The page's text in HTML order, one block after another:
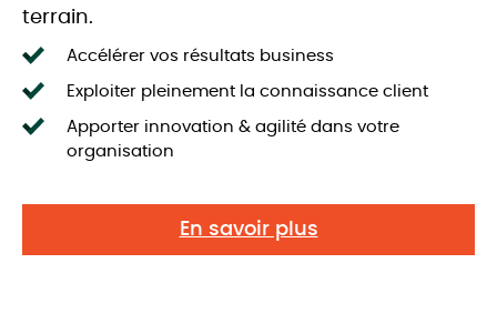
terrain.
Accélérer vos résultats business
Exploiter pleinement la connaissance client
Apporter innovation & agilité dans votre
organisation
En savoir plus